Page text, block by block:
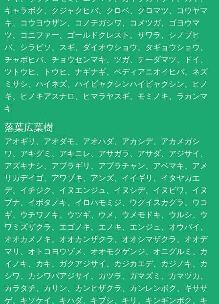
キャラボク、クジャクヒバ、クロベ、クロマツ、コウヤマ
キ、コウヨウザン、コノテガシワ、コメツガ、ゴヨウマ
ツ、コニファー、ゴールドクレスト、サワラ、シノブヒ
バ、シラビソ、スギ、ダイオウショウ、タギョウショウ、
チャボヒバ、チョウセンマキ、ツガ、テーダマツ、ドイ、
ツトウヒ、トウヒ、ナギナギ、ペディアニオイヒバ、ネズ
ミサシ、ハイネズ、ハイビャクシンハイビャクシン、ヒノ
キ、ヒノキアスナロ、ヒマラヤスギ、モミノキ、ラカンマ
キ
落葉広葉樹
アオギリ、アオダモ、アオハダ、アカシデ、アカメガシ
ワ、アキグミ、アキニレ、アサガラ、アサダ、アジサイ、
アズキナシ、アブラギリ、アブラチャン、アベマキ、アメ
リカデイゴ、アワブキ、アンズ、イイギリ、イタヤカエ
デ、イチジク、イヌエンジュ、イヌシデ、イヌビワ、イヌ
ブナ、イボタノキ、イロハモミジ、ウグイスカグラ、ウコ
ギ、ウチワノキ、ウツギ、ウメ、ウメモドキ、ウルシ、ウ
ワミズザクラ、エゴノキ、エノキ、エンジュ、オウバイ、
オオカメノキ、オオカンザクラ、オオシマザクラ、オオデ
マリ、オトコヨウゾメ、オオモクゲンジ、オニグルミ、カ
イノキ、カキ、ガクアジサイ、カジカエデ、カジノキ、カ
シワ、カシワバアジサイ、カツラ、ガマズミ、カマツカ、
カラタチ、カリン、カンヒザクラ、カンレンボク、キササ
ゲ、キソケイ、キハダ、キブシ、キリ、キンギンボク、キ